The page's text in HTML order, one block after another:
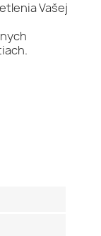
Vašej